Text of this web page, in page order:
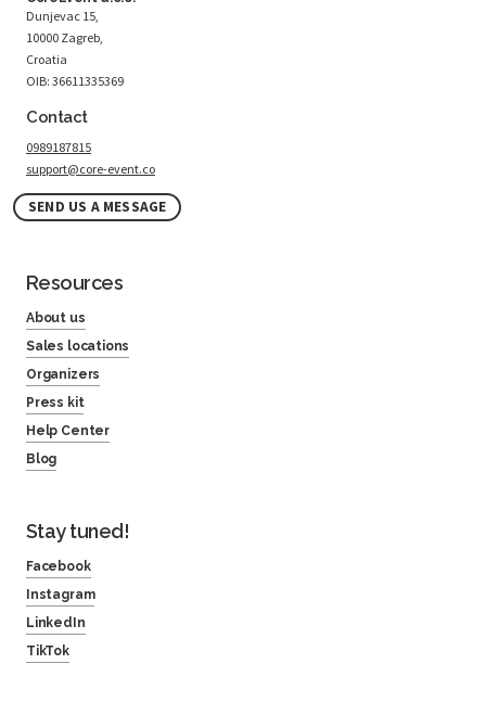
Dunjevac 15,
10000 Zagreb,
Croatia
OIB: 36611335369
Contact
0989187815
support@core-event.co
SEND US A MESSAGE
Resources
About us
Sales locations
Organizers
Press kit
Help Center
Blog
Stay tuned!
Facebook
Instagram
LinkedIn
TikTok